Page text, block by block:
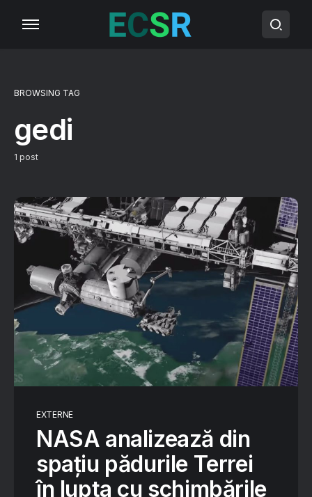
BROWSING TAG
gedi
1 post
EXTERNE
NASA analizează din
spațiu pădurile Terrei
în lupta cu schimbările